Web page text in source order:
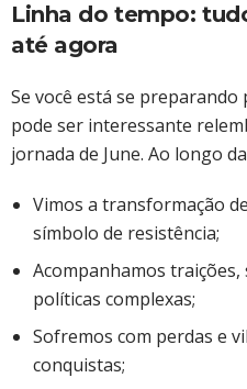
Linha do tempo:
até agora
Se você está se
pode ser interessante
jornada de June. Ao longo
Vimos a transformação
símbolo de resistência;
Acompanhamos
políticas complexas;
Sofremos com perdas e
conquistas;